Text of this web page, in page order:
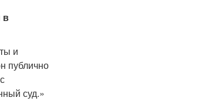
в
и
публично
суд.»